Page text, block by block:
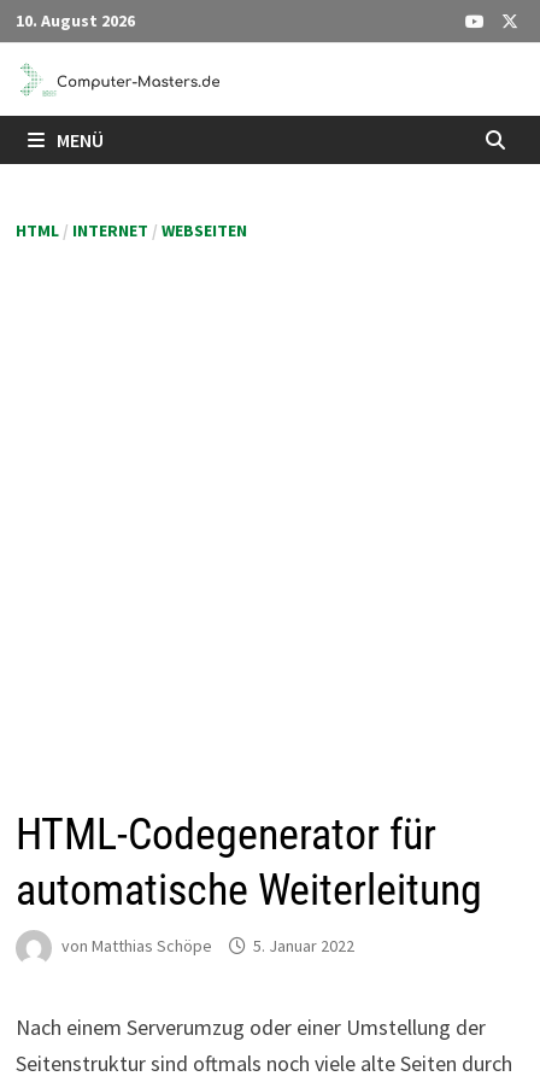
Zum
Inhalt
springen
10. August 2026
MENÜ
HTML / INTERNET /WEBSEITEN
HTML-Codegenerator für
automatische Weiterleitung
vonMatthias Schöpe 5. Januar 2022
Nach einem Serverumzug oder einer Umstellung der
Seitenstruktur sind oftmals noch viele alte Seiten durch